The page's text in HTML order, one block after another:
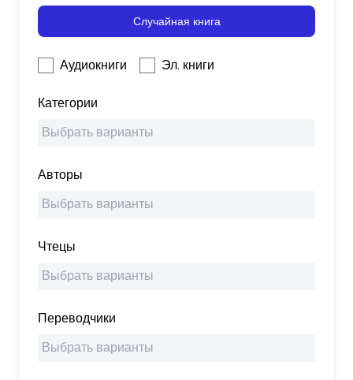
Случайная книга
Аудиокниги Эл. книги
Категории
Авторы
Чтецы
Переводчики